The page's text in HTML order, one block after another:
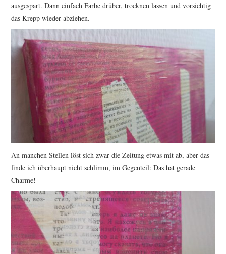
ausgespart. Dann einfach Farbe drüber, trocknen lassen und vorsichtig
das Krepp wieder abziehen.
An manchen Stellen löst sich zwar die Zeitung etwas mit ab, aber das
finde ich überhaupt nicht schlimm, im Gegenteil: Das hat gerade
Charme!